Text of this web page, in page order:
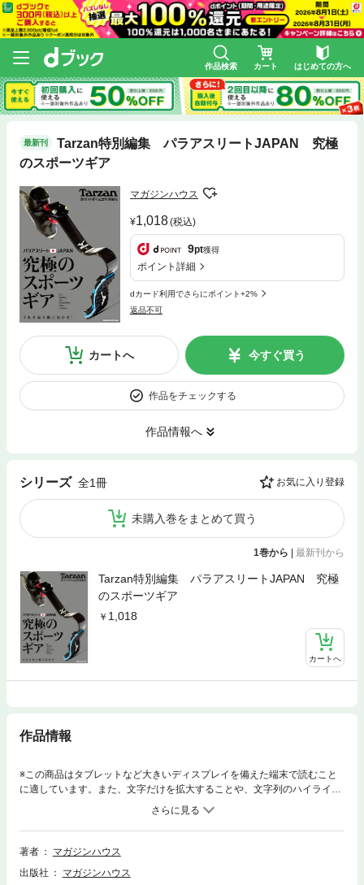
作品検索 カート はじめての方へ
最新刊
Tarzan特別編集 パラアスリートJAPAN 究極
のスポーツギア
マガジンハウス
1,018(税込)
9pt獲得
ポイント詳細
dカード利用でさらにポイント+2%
返品不可
カートへ 今すぐ買う
作品をチェックする
作品情報へ
シリーズ 全1冊 お気に入り登録
未購入巻をまとめて買う
1巻から 最新刊から
Tarzan特別編集 パラアスリートJAPAN 究極
のスポーツギア
1,018
カートへ
作品情報
※この商品はタブレットなど大きいディスプレイを備えた端末で読むこと
に適しています。また、文字だけを拡大することや、文字列のハイライ
ト、検索、辞書の参照、引用などの機能が使用できません。※本ムックは
カラーページを含みます。お使いの端末によっては、一部読みづらい場合
がございます。日本を代表する、パラアスリートたち。彼ら彼女らの武器
は、鍛え抜かれたカラダだけではありません。義足、義手、さまざまな用
性に応じてカスタマイズされたギアたちもまた、最強の武器なのです。ギ
著者
マガジンハウス
出版社
マガジンハウス